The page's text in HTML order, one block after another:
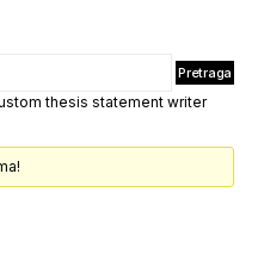
thesis statement writer